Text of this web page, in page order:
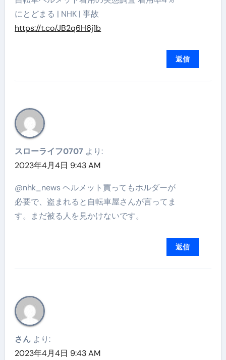
にとどまる | NHK | 事故
https://t.co/JB2q6H6j1b
返信
スローライフ0707 より:
2023年4月4日 9:43 AM
@nhk_news ヘルメット買ってもホルダーが
必要で、盗まれると自転車屋さんが言ってま
す。まだ被る人を見かけないです。
返信
さん より:
2023年4月4日 9:43 AM